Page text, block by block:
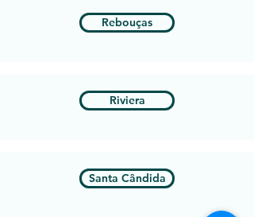
Rebouças
Riviera
Santa Cândida